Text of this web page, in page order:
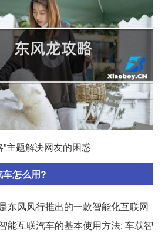
”主题解决网友的困惑
怎么用?
东风风行推出的一款智能化互联网
能互联汽车的基本使用方法: 车载智